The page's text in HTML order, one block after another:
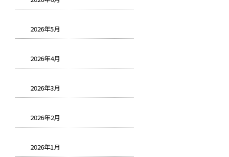
2026年5月
2026年4月
2026年3月
2026年2月
2026年1月